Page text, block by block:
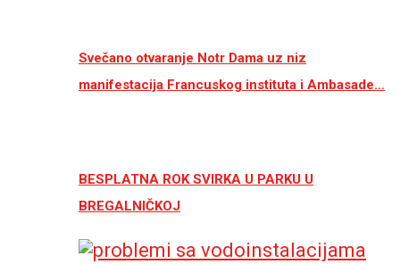
Svečano otvaranje Notr Dama uz niz
manifestacija Francuskog instituta i Ambasade…
BESPLATNA ROK SVIRKA U PARKU U
BREGALNIČKOJ